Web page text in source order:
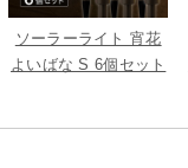
ソーラーライト 宵花
よいばな S 6個セット